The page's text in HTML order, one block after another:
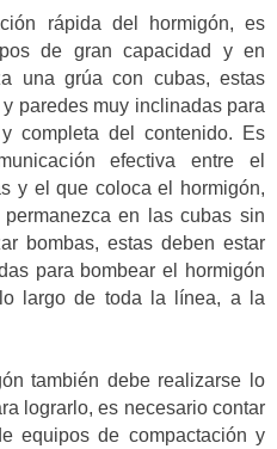
rápida del hormigón, es
de gran capacidad y en
una grúa con cubas, estas
paredes muy inclinadas para
completa del contenido. Es
efectiva entre el
y el que coloca el hormigón,
en las cubas sin
bombas, estas deben estar
para bombear el hormigón
largo de toda la línea, a la
también debe realizarse lo
lograrlo, es necesario contar
equipos de compactación y